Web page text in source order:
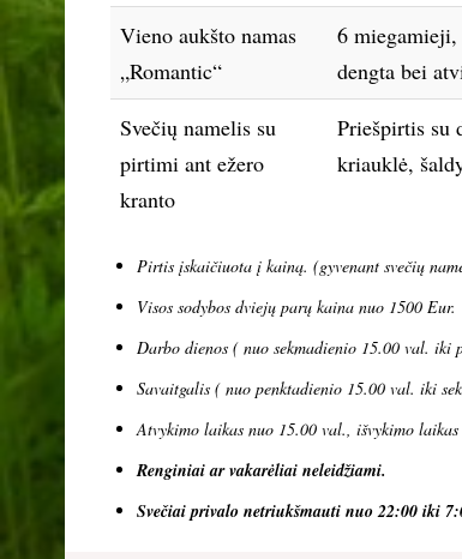
Vieno aukšto namas
„Romantic“
6 miegamieji,
dengta bei
Svečių namelis su
pirtimi ant ežero
kranto
Priešpirtis su
kriauklė,
Pirtis įskaičiuota į kainą. (gyvenant svečių
Visos sodybos dviejų parų kaina nuo 1500 Eur.
Darbo dienos ( nuo sekmadienio 15.00 val. iki
Savaitgalis ( nuo penktadienio 15.00 val. iki
Atvykimo laikas nuo 15.00 val., išvykimo
Renginiai ar vakarėliai neleidžiami.
Svečiai privalo netriukšmauti nuo 22:00 iki